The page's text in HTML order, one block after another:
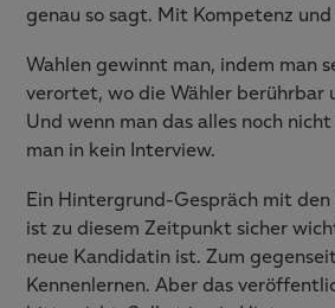
genau so sagt. Mit Kompetenz
Wahlen gewinnt man, indem man
verortet, wo die Wähler berührbar
Und wenn man das alles noch
man in kein Interview.
Ein Hintergrund-Gespräch mit den
ist zu diesem Zeitpunkt sicher
neue Kandidatin ist. Zum
Kennenlernen. Aber das